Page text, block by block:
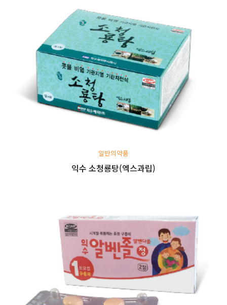
일반의약품
익수 소청룡탕(엑스과립)